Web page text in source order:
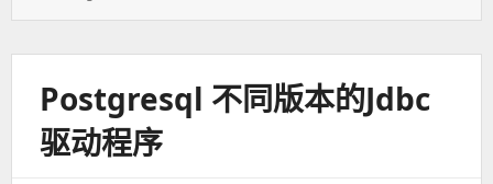
Postgresql 不同版本的jdbc
驱动程序